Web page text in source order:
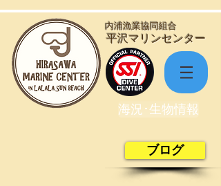
​平沢マリンセンター
​内浦漁業協同組合
海況･生物情報
ブログ